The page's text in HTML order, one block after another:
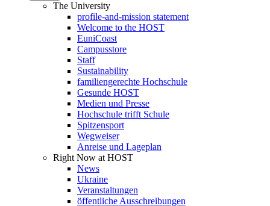
The University
profile-and-mission statement
Welcome to the HOST
EuniCoast
Campusstore
Staff
Sustainability
familiengerechte Hochschule
Gesunde HOST
Medien und Presse
Hochschule trifft Schule
Spitzensport
Wegweiser
Anreise und Lageplan
Right Now at HOST
News
Ukraine
Veranstaltungen
öffentliche Ausschreibungen